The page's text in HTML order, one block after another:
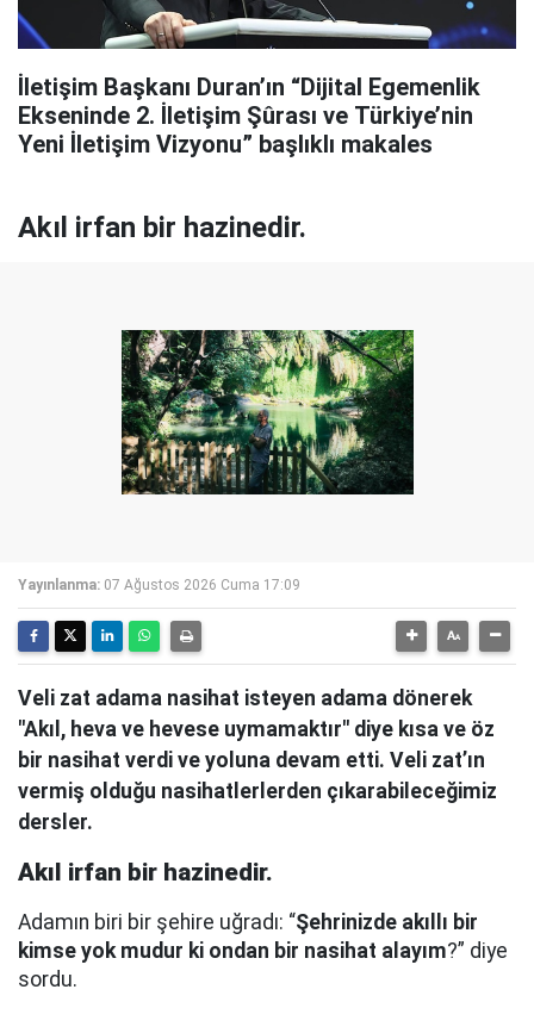
İletişim Başkanı Duran’ın “Dijital Egemenlik
Ekseninde 2. İletişim Şûrası ve Türkiye’nin
Yeni İletişim Vizyonu” başlıklı makales
Akıl irfan bir hazinedir.
Yayınlanma: 07 Ağustos 2026 Cuma 17:09
Veli zat adama nasihat isteyen adama dönerek
"Akıl, heva ve hevese uymamaktır" diye kısa ve öz
bir nasihat verdi ve yoluna devam etti. Veli zat’ın
vermiş olduğu nasihatlerlerden çıkarabileceğimiz
dersler.
Akıl irfan bir hazinedir.
Adamın biri bir şehire uğradı: “Şehrinizde akıllı bir
kimse yok mudur ki ondan bir nasihat alayım?” diye
sordu.